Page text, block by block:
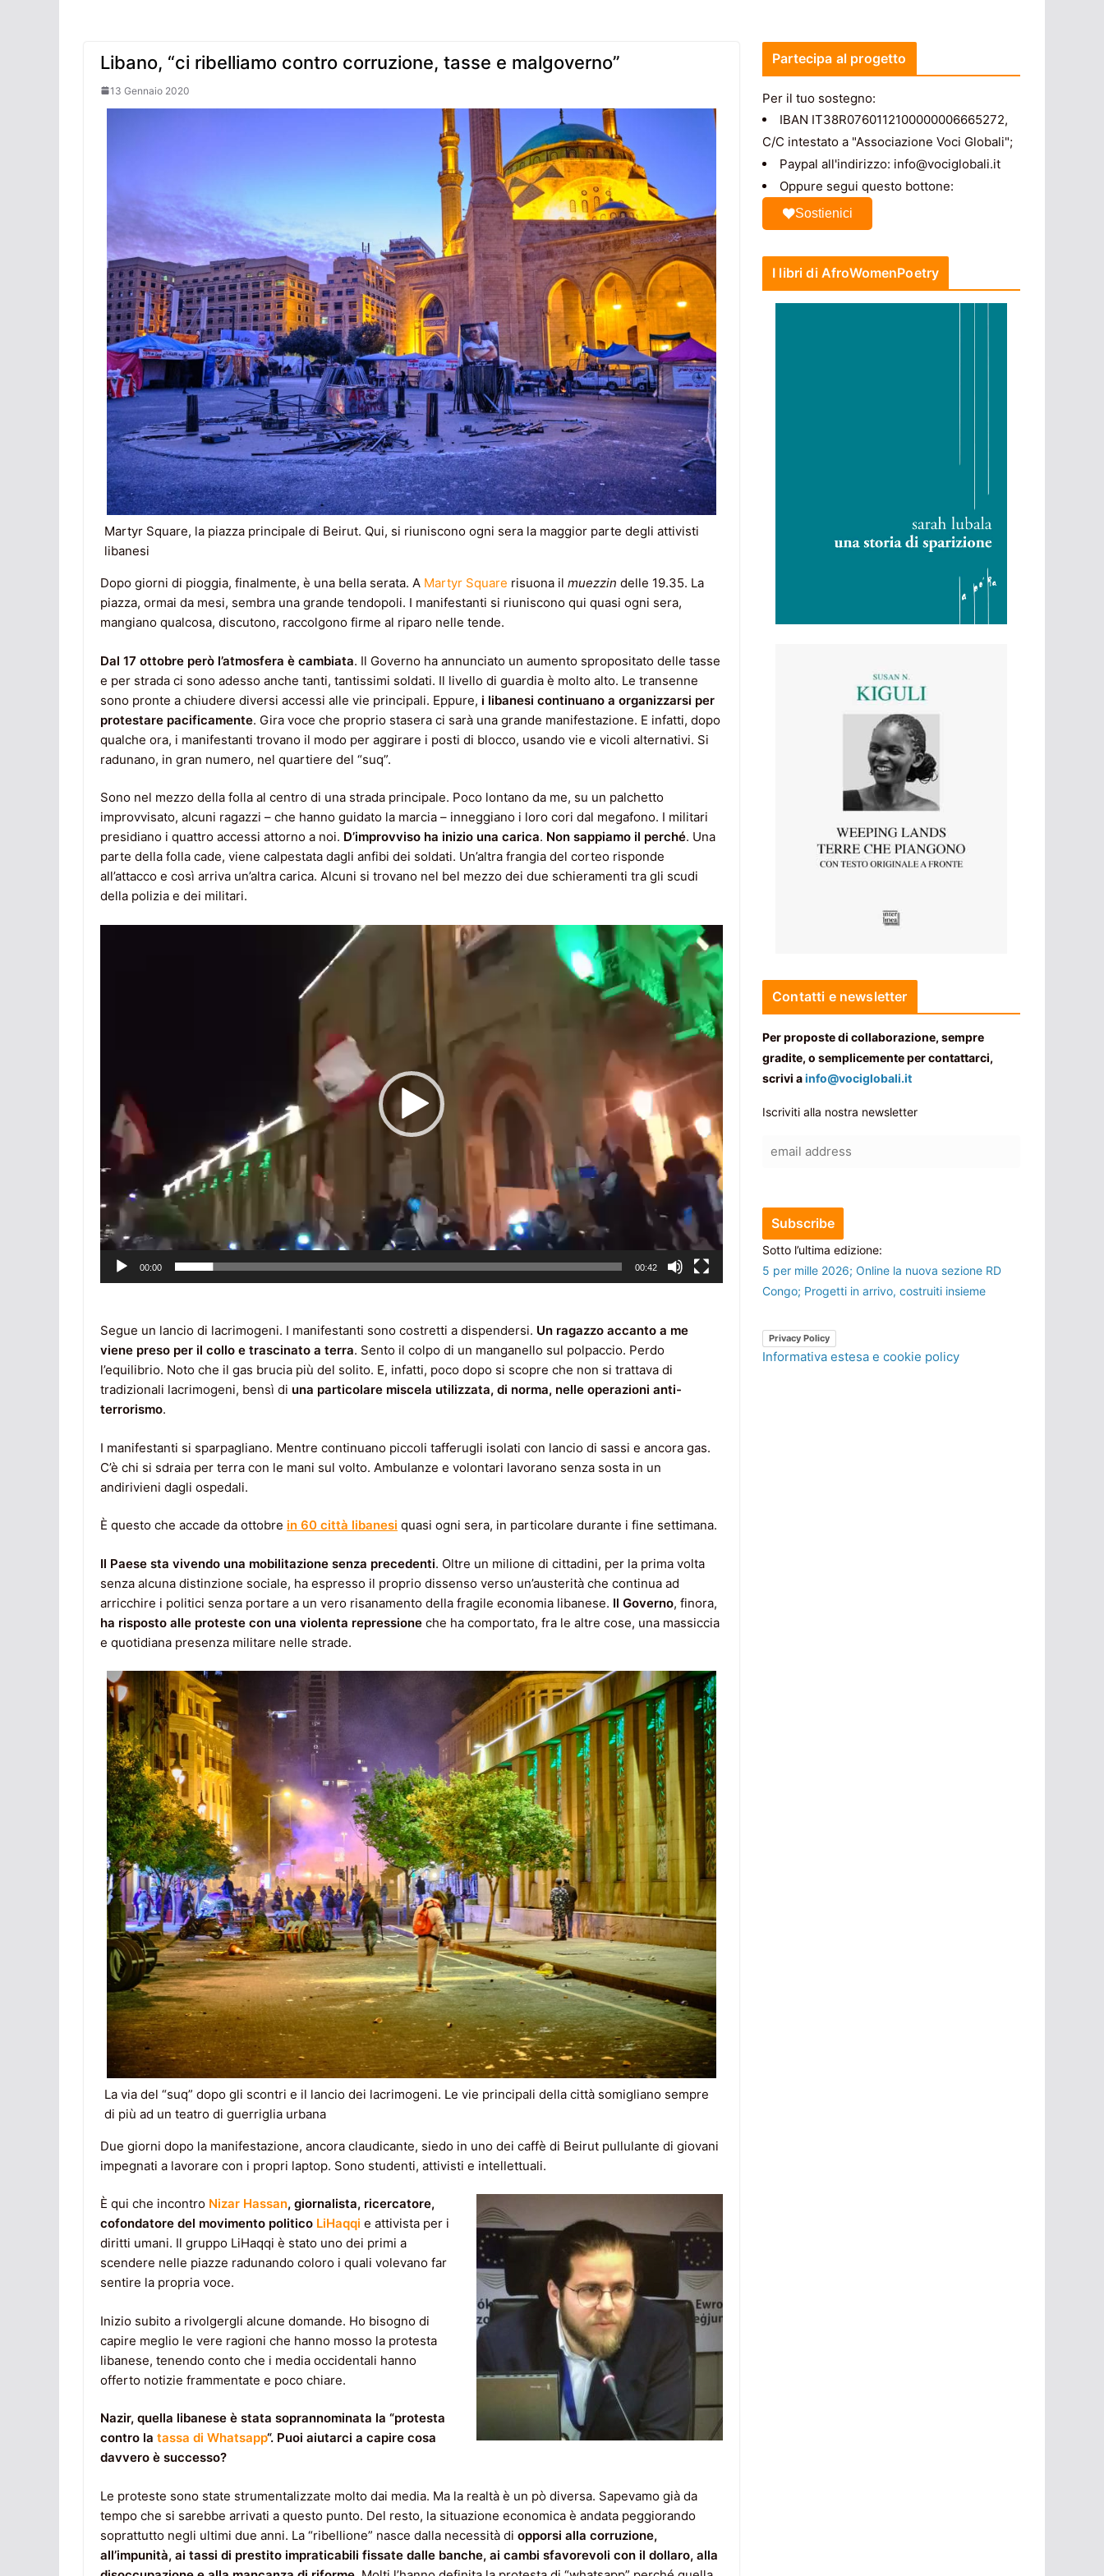
Libano, “ci ribelliamo contro corruzione, tasse e malgoverno”
13 Gennaio 2020
Martyr Square, la piazza principale di Beirut. Qui, si riuniscono ogni sera la maggior parte degli attivisti
libanesi
Dopo giorni di pioggia, finalmente, è una bella serata. A Martyr Square risuona il muezzin delle 19.35. La
piazza, ormai da mesi, sembra una grande tendopoli. I manifestanti si riuniscono qui quasi ogni sera,
mangiano qualcosa, discutono, raccolgono firme al riparo nelle tende.
Dal 17 ottobre però l’atmosfera è cambiata. Il Governo ha annunciato un aumento spropositato delle tasse
e per strada ci sono adesso anche tanti, tantissimi soldati. Il livello di guardia è molto alto. Le transenne
sono pronte a chiudere diversi accessi alle vie principali. Eppure, i libanesi continuano a organizzarsi per
protestare pacificamente. Gira voce che proprio stasera ci sarà una grande manifestazione. E infatti, dopo
qualche ora, i manifestanti trovano il modo per aggirare i posti di blocco, usando vie e vicoli alternativi. Si
radunano, in gran numero, nel quartiere del “suq”.
Sono nel mezzo della folla al centro di una strada principale. Poco lontano da me, su un palchetto
improvvisato, alcuni ragazzi – che hanno guidato la marcia – inneggiano i loro cori dal megafono. I militari
presidiano i quattro accessi attorno a noi. D’improvviso ha inizio una carica. Non sappiamo il perché. Una
parte della folla cade, viene calpestata dagli anfibi dei soldati. Un’altra frangia del corteo risponde
all’attacco e così arriva un’altra carica. Alcuni si trovano nel bel mezzo dei due schieramenti tra gli scudi
della polizia e dei militari.
00:00 00:42
Segue un lancio di lacrimogeni. I manifestanti sono costretti a dispendersi. Un ragazzo accanto a me
viene preso per il collo e trascinato a terra. Sento il colpo di un manganello sul polpaccio. Perdo
l’equilibrio. Noto che il gas brucia più del solito. E, infatti, poco dopo si scopre che non si trattava di
tradizionali lacrimogeni, bensì di una particolare miscela utilizzata, di norma, nelle operazioni anti-
terrorismo.
I manifestanti si sparpagliano. Mentre continuano piccoli tafferugli isolati con lancio di sassi e ancora gas.
C’è chi si sdraia per terra con le mani sul volto. Ambulanze e volontari lavorano senza sosta in un
andirivieni dagli ospedali.
È questo che accade da ottobre in 60 città libanesi quasi ogni sera, in particolare durante i fine settimana.
Il Paese sta vivendo una mobilitazione senza precedenti. Oltre un milione di cittadini, per la prima volta
senza alcuna distinzione sociale, ha espresso il proprio dissenso verso un’austerità che continua ad
arricchire i politici senza portare a un vero risanamento della fragile economia libanese. Il Governo, finora,
ha risposto alle proteste con una violenta repressione che ha comportato, fra le altre cose, una massiccia
e quotidiana presenza militare nelle strade.
La via del “suq” dopo gli scontri e il lancio dei lacrimogeni. Le vie principali della città somigliano sempre
di più ad un teatro di guerriglia urbana
Due giorni dopo la manifestazione, ancora claudicante, siedo in uno dei caffè di Beirut pullulante di giovani
impegnati a lavorare con i propri laptop. Sono studenti, attivisti e intellettuali.
È qui che incontro Nizar Hassan, giornalista, ricercatore,
cofondatore del movimento politico LiHaqqi e attivista per i
diritti umani. Il gruppo LiHaqqi è stato uno dei primi a
scendere nelle piazze radunando coloro i quali volevano far
sentire la propria voce.
Inizio subito a rivolgergli alcune domande. Ho bisogno di
capire meglio le vere ragioni che hanno mosso la protesta
libanese, tenendo conto che i media occidentali hanno
offerto notizie frammentate e poco chiare.
Nazir, quella libanese è stata soprannominata la “protesta
contro la tassa di Whatsapp“. Puoi aiutarci a capire cosa
davvero è successo?
Le proteste sono state strumentalizzate molto dai media. Ma la realtà è un pò diversa. Sapevamo già da
tempo che si sarebbe arrivati a questo punto. Del resto, la situazione economica è andata peggiorando
soprattutto negli ultimi due anni. La “ribellione” nasce dalla necessità di opporsi alla corruzione,
all’impunità, ai tassi di prestito impraticabili fissate dalle banche, ai cambi sfavorevoli con il dollaro, alla
Partecipa al progetto
Per il tuo sostegno:
IBAN IT38R0760112100000006665272,
C/C intestato a "Associazione Voci Globali";
Paypal all'indirizzo: info@vociglobali.it
Oppure segui questo bottone:
Sostienici
I libri di AfroWomenPoetry
Contatti e newsletter
Per proposte di collaborazione, sempre
gradite, o semplicemente per contattarci,
scrivi ainfo@vociglobali.it
Iscriviti alla nostra newsletter
Sotto l’ultima edizione:
5 per mille 2026; Online la nuova sezione RD
Congo; Progetti in arrivo, costruiti insieme
Privacy Policy
Informativa estesa e cookie policy